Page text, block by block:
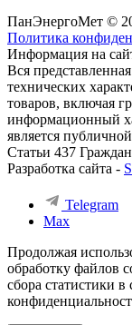
ПанЭнергоМет ©
Политика
Информация на
Вся
технических
товаров, включая
информационный
является
Статьи 437
Разработка сайта -
Telegram
Max
Продолжая
обработку файлов
сбора статистики в